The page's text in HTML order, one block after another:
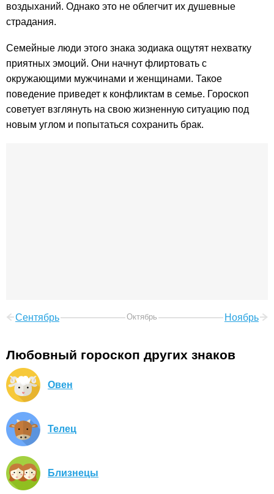
воздыханий. Однако это не облегчит их душевные
страдания.
Семейные люди этого знака зодиака ощутят нехватку
приятных эмоций. Они начнут флиртовать с
окружающими мужчинами и женщинами. Такое
поведение приведет к конфликтам в семье. Гороскоп
советует взглянуть на свою жизненную ситуацию под
новым углом и попытаться сохранить брак.
Сентябрь Октябрь Ноябрь
Любовный гороскоп других знаков
Овен
Телец
Близнецы